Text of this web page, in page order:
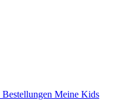
Bestellungen Meine Kids